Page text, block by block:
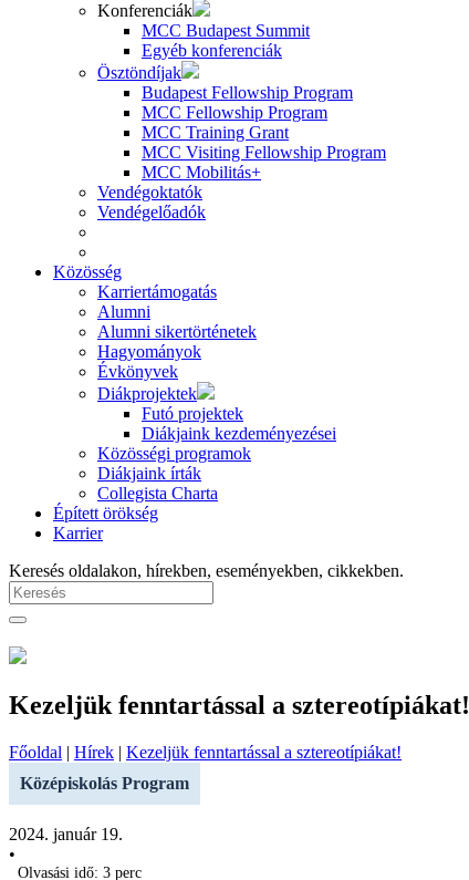
Konferenciák
MCC Budapest Summit
Egyéb konferenciák
Ösztöndíjak
Budapest Fellowship Program
MCC Fellowship Program
MCC Training Grant
MCC Visiting Fellowship Program
MCC Mobilitás+
Vendégoktatók
Vendégelőadók
Közösség
Karriertámogatás
Alumni
Alumni sikertörténetek
Hagyományok
Évkönyvek
Diákprojektek
Futó projektek
Diákjaink kezdeményezései
Közösségi programok
Diákjaink írták
Collegista Charta
Épített örökség
Karrier
Keresés oldalakon, hírekben, eseményekben, cikkekben.
Kezeljük fenntartással a sztereotípiákat!
Főoldal | Hírek | Kezeljük fenntartással a sztereotípiákat!
Középiskolás Program
2024. január 19.
•
Olvasási idő: 3 perc